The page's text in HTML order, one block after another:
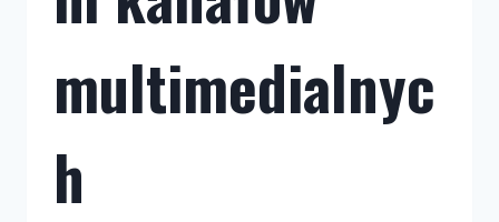
multimedialnyc
h